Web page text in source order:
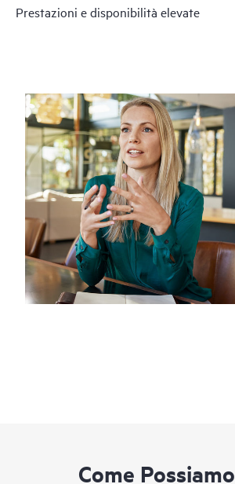
Prestazioni e disponibilità elevate
Come Possiamo